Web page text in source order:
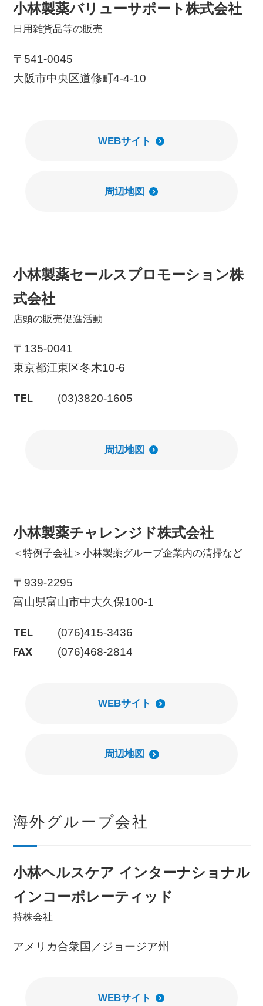
小林製薬バリューサポート株式会社
日用雑貨品等の販売
〒541-0045
大阪市中央区道修町4-4-10
WEBサイト
周辺地図
小林製薬セールスプロモーション株
式会社
店頭の販売促進活動
〒135-0041
東京都江東区冬木10-6
TEL (03)3820-1605
周辺地図
小林製薬チャレンジド株式会社
＜特例子会社＞小林製薬グループ企業内の清掃など
〒939-2295
富山県富山市中大久保100-1
TEL (076)415-3436
FAX (076)468-2814
WEBサイト
周辺地図
海外グループ会社
小林ヘルスケア インターナショナル
インコーポレーティッド
持株会社
アメリカ合衆国／ジョージア州
WEBサイト